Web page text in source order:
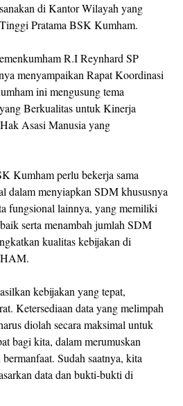
di Kantor Wilayah yang
Pratama BSK Kumham.
R.I Reynhard SP
menyampaikan Rapat Koordinasi
ini mengusung tema
Berkualitas untuk Kinerja
Asasi Manusia yang
Kumham perlu bekerja sama
dalam menyiapkan SDM khususnya
fungsional lainnya, yang memiliki
serta menambah jumlah SDM
kualitas kebijakan di
kebijakan yang tepat,
Ketersediaan data yang melimpah
diolah secara maksimal untuk
bagi kita, dalam merumuskan
Sudah saatnya, kita
data dan bukti-bukti di